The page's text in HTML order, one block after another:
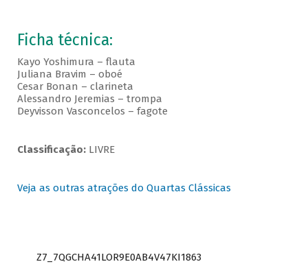
Ficha técnica:
Kayo Yoshimura – flauta
Juliana Bravim – oboé
Cesar Bonan – clarineta
Alessandro Jeremias – trompa
Deyvisson Vasconcelos – fagote
Classificação:LIVRE
Veja as outras atrações do Quartas Clássicas
Z7_7QGCHA41LOR9E0AB4V47KI1863